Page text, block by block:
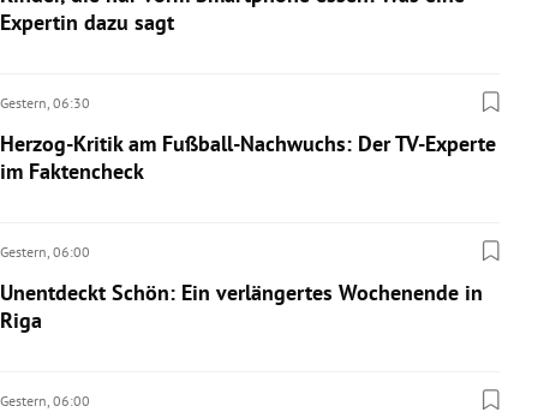
Expertin dazu sagt
Gestern, 06:30
Herzog-Kritik am Fußball-Nachwuchs: Der TV-Experte
im Faktencheck
Gestern, 06:00
Unentdeckt Schön: Ein verlängertes Wochenende in
Riga
Gestern, 06:00